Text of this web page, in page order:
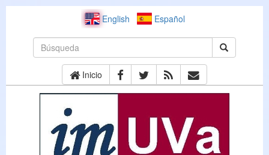
English Español
Inicio